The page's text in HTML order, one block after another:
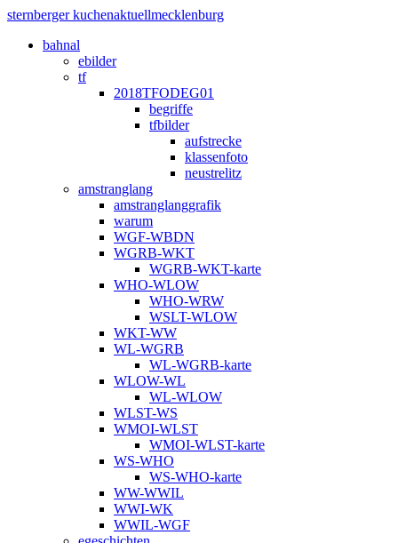
sternberger kuchenaktuellmecklenburg
bahnal
ebilder
tf
2018TFODEG01
begriffe
tfbilder
aufstrecke
klassenfoto
neustrelitz
amstranglang
amstranglanggrafik
warum
WGF-WBDN
WGRB-WKT
WGRB-WKT-karte
WHO-WLOW
WHO-WRW
WSLT-WLOW
WKT-WW
WL-WGRB
WL-WGRB-karte
WLOW-WL
WL-WLOW
WLST-WS
WMOI-WLST
WMOI-WLST-karte
WS-WHO
WS-WHO-karte
WW-WWIL
WWI-WK
WWIL-WGF